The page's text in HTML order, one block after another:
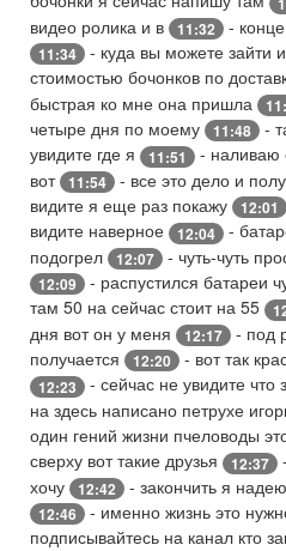
видео ролика и в
11:32 -
11:34 - куда вы можете зайти
стоимостью бочонков по
быстрая ко мне она пришла
четыре дня по моему
11:48
-
увидите где я
11:51
- наливаю
вот 11:54 - все это дело и
видите я еще раз покажу
12:01
видите наверное
12:04
-
подогрел
12:07 - чуть-чуть
12:09 - распустился батареи
там 50 на сейчас стоит на 55
дня вот он у меня
12:17
- под
получается
12:20 - вот так
12:23 - сейчас не увидите что
на здесь написано петрухе
один гений жизни пчеловоды
сверху вот такие друзья
12:37
хочу
12:42 - закончить я
12:46 - именно жизнь это
подписывайтесь на канал кто